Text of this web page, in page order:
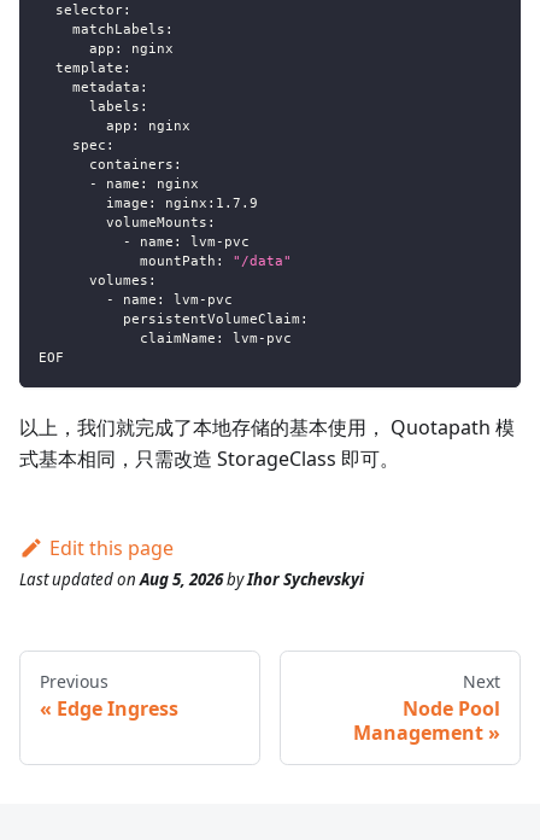
selector:
matchLabels :
app :
nginx
template :
metadata :
labels :
app :
nginx
spec :
containers :
-
name :
nginx
image : nginx : 1.7.9
volumeMounts :
-
name : lvm - pvc
mountPath :
"/data"
volumes :
-
name : lvm - pvc
persistentVolumeClaim :
claimName : lvm - pvc
EOF
以上，我们就完成了本地存储的基本使用， Quotapath 模
式基本相同，只需改造 StorageClass 即可。
Edit this page
Last updatedonAug 5, 2026byIhor Sychevskyi
Previous
Edge Ingress
Next
Node Pool
Management